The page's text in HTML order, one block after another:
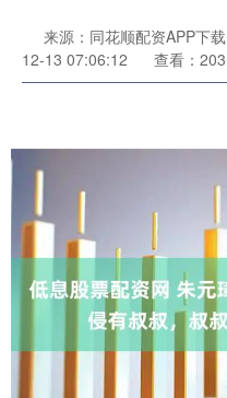
来源：同花顺配资APP下载
12-13 07:06:12
查看：203